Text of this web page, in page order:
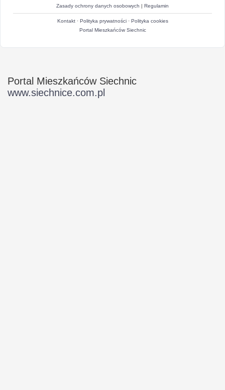
Zasady ochrony danych osobowych | Regulamin
Kontakt· Polityka prywatności· Polityka cookies
Portal Mieszkańców Siechnic
Portal Mieszkańców Siechnic
www.siechnice.com.pl